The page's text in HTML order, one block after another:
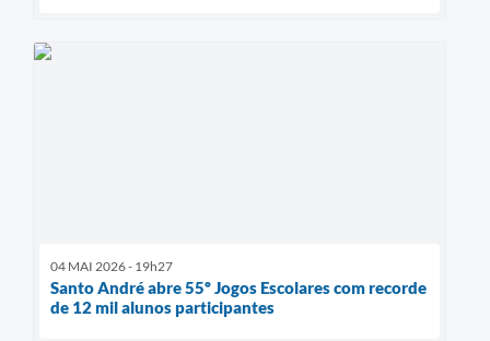
04 MAI 2026 - 19h27
Santo André abre 55º Jogos Escolares com recorde
de 12 mil alunos participantes